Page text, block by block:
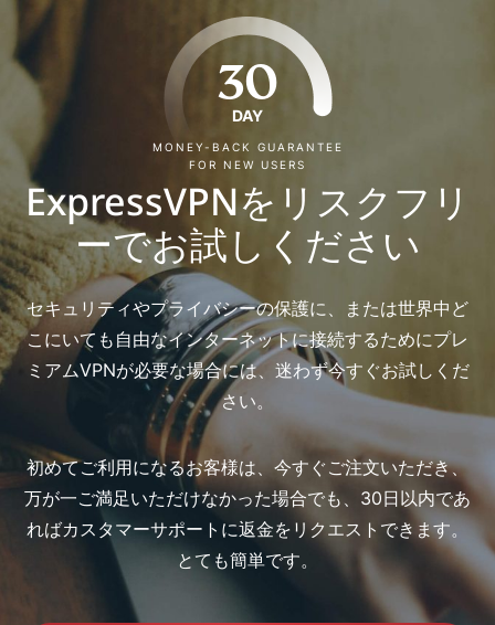
30
DAY
MONEY-BACK GUARANTEE
FOR NEW USERS
ExpressVPNをリスクフリ
ーでお試しください
セキュリティやプライバシーの保護に、または世界中ど
こにいても自由なインターネットに接続するためにプレ
ミアムVPNが必要な場合には、迷わず今すぐお試しくだ
さい。
初めてご利用になるお客様は、今すぐご注文いただき、
万が一ご満足いただけなかった場合でも、30日以内であ
ればカスタマーサポートに返金をリクエストできます。
とても簡単です。